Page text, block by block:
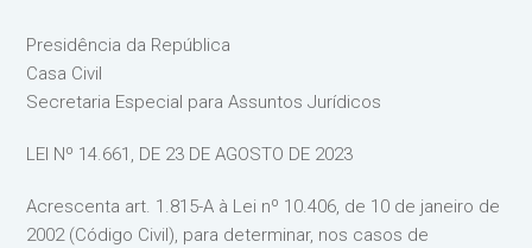
Presidência da República
Casa Civil
Secretaria Especial para Assuntos Jurídicos
LEI Nº 14.661, DE 23 DE AGOSTO DE 2023
Acrescenta art. 1.815-A à Lei nº 10.406, de 10 de janeiro de
2002 (Código Civil), para determinar, nos casos de